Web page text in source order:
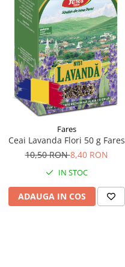
Fares
Ceai Lavanda Flori 50 g Fares
10,50 RON8,40 RON
IN STOC
ADAUGA IN COS